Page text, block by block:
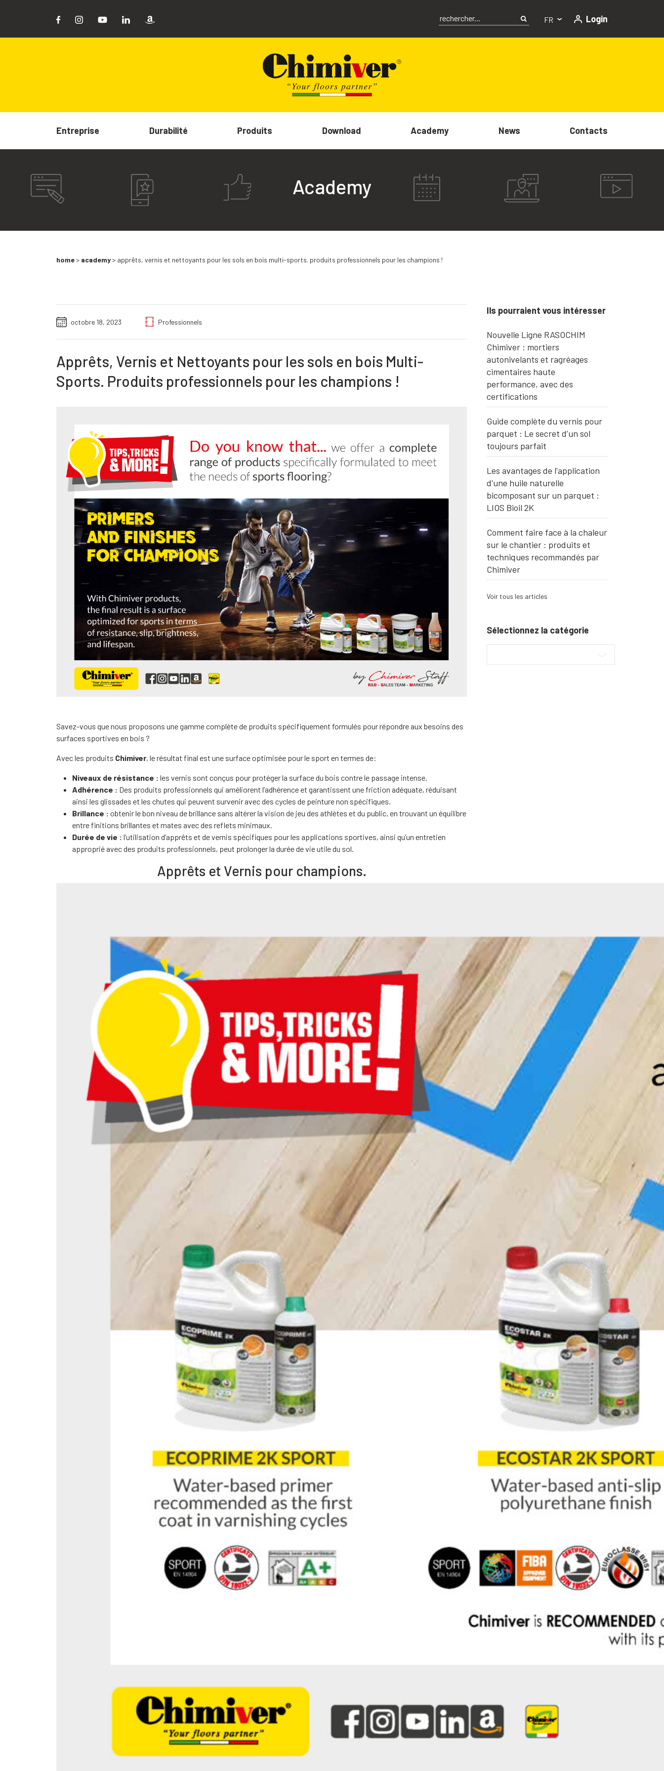
FR Login
Entreprise Durabilité Produits Download Academy News Contacts
Academy
home> academy> apprêts, vernis et nettoyants pour les sols en bois multi-sports. produits professionnels pour les champions !
octobre 18, 2023 Professionnels
Apprêts, Vernis et Nettoyants pour les sols en bois Multi-
Sports. Produits professionnels pour les champions !
Savez-vous que nous proposons une gamme complète de produits spécifiquement formulés pour répondre aux besoins des
surfaces sportives en bois ?
Avec les produits Chimiver, le résultat final est une surface optimisée pour le sport en termes de:
Niveaux de résistance : les vernis sont conçus pour protéger la surface du bois contre le passage intense.
Adhérence : Des produits professionnels qui améliorent l’adhérence et garantissent une friction adéquate, réduisant
ainsi les glissades et les chutes qui peuvent survenir avec des cycles de peinture non spécifiques.
Brillance : obtenir le bon niveau de brillance sans altérer la vision de jeu des athlètes et du public, en trouvant un équilibre
entre finitions brillantes et mates avec des reflets minimaux.
Durée de vie : l’utilisation d’apprêts et de vernis spécifiques pour les applications sportives, ainsi qu’un entretien
approprié avec des produits professionnels, peut prolonger la durée de vie utile du sol.
Apprêts et Vernis pour champions.
Ils pourraient vous intéresser
Nouvelle Ligne RASOCHIM
Chimiver : mortiers
autonivelants et ragréages
cimentaires haute
performance, avec des
certifications
Guide complète du vernis pour
parquet : Le secret d’un sol
toujours parfait
Les avantages de l'application
d'une huile naturelle
bicomposant sur un parquet :
LIOS Bioil 2K
Comment faire face à la chaleur
sur le chantier : produits et
techniques recommandés par
Chimiver
Voir tous les articles
Sélectionnez la catégorie